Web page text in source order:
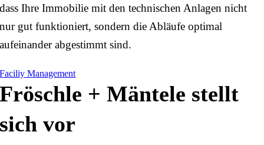
dass Ihre Immobilie mit den technischen Anlagen nicht
nur gut funktioniert, sondern die Abläufe optimal
aufeinander abgestimmt sind.
Faciliy Management
Fröschle + Mäntele stellt
sich vor